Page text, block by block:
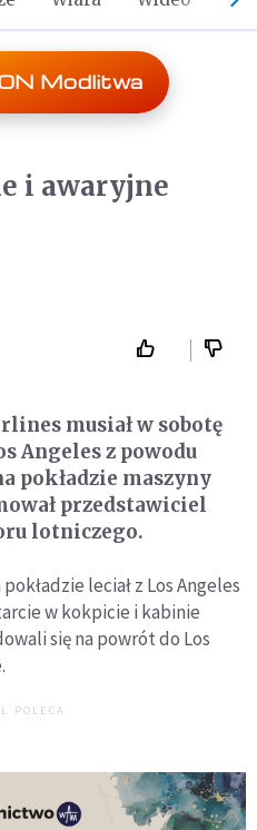
Modlitwa
i awaryjne
musiał w sobotę
Angeles z powodu
pokładzie maszyny
przedstawiciel
lotniczego.
leciał z Los Angeles
w kokpicie i kabinie
się na powrót do Los
POLECA